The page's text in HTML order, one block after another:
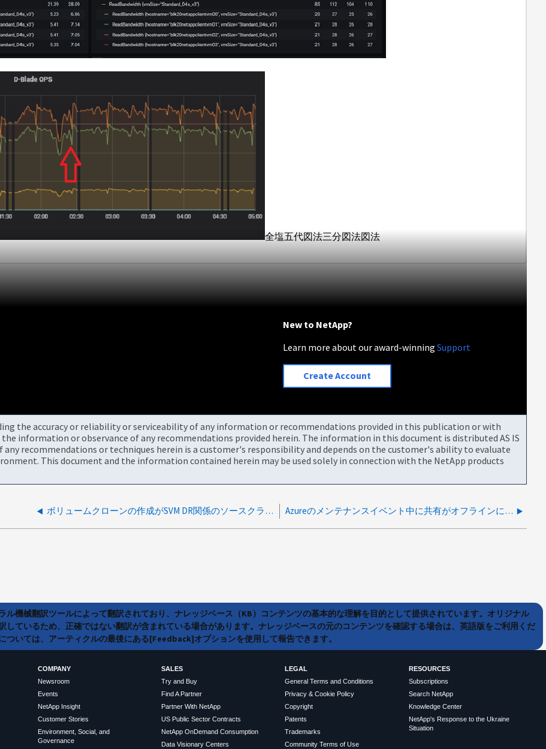
全塩五代図法三分図法図法
New to NetApp?
Learn more about our award-winningSupport
Create Account
the accuracy or reliability or serviceability of any information or recommendations provided in this publication or with
information or observance of any recommendations provided herein. The information in this document is distributed AS IS
recommendations or techniques herein is a customer's responsibility and depends on the customer's ability to evaluate
This document and the information contained herein may be used solely in connection with the NetApp products
ボリュームクローンの作成がSVM DR関係のソースクラスタまたはデスティネーションクラスタに影響するか Azureのメンテナンスイベント中に共有がオフラインになる
ル機械翻訳ツールによって翻訳されており、ナレッジベース（KB）コンテンツの基本的な理解を目的として提供されています。オリジナル
しているため、正確ではない翻訳が含まれている場合があります。ナレッジベースの元のコンテンツを確認する場合は、英語版をご利用くだ
ついては、アーティクルの最後にある[Feedback]オプションを使用して報告できます。
COMPANY
Newsroom
Events
NetApp Insight
Customer Stories
Environment, Social, and
Governance
SALES
Try and Buy
Find A Partner
Partner With NetApp
US Public Sector Contracts
NetApp OnDemand Consumption
Data Visionary Centers
LEGAL
General Terms and Conditions
Privacy & Cookie Policy
Copyright
Patents
Trademarks
Community Terms of Use
RESOURCES
Subscriptions
Search NetApp
Knowledge Center
NetApp's Response to the Ukraine
Situation